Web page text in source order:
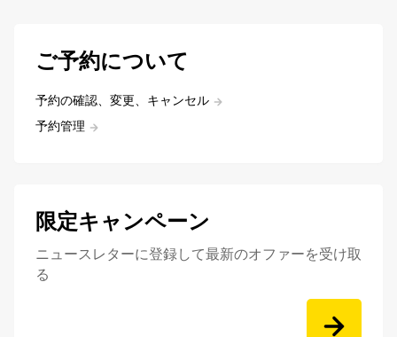
ご予約について
予約の確認、変更、キャンセル
予約管理
限定キャンペーン
ニュースレターに登録して最新のオファーを受け取
る